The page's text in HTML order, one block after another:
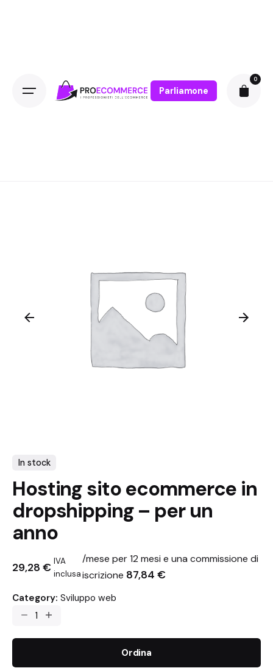
Parliamone
0
In stock
Hosting sito ecommerce in
dropshipping – per un
anno
29,28 € IVA
inclusa
/mese per 12 mesi e una commissione di
iscrizione 87,84€
Category: Sviluppo web
Ordina